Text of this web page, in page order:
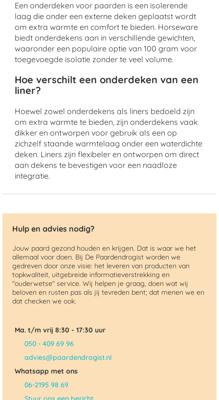
Een onderdeken voor paarden is een isolerende
laag die onder een externe deken geplaatst wordt
om extra warmte en comfort te bieden. Horseware
biedt onderdekens aan in verschillende gewichten,
waaronder een populaire optie van 100 gram voor
toegevoegde isolatie zonder te veel volume.
Hoe verschilt een onderdeken van een
liner?
Hoewel zowel onderdekens als liners bedoeld zijn
om extra warmte te bieden, zijn onderdekens vaak
dikker en ontworpen voor gebruik als een op
zichzelf staande warmtelaag onder een waterdichte
deken. Liners zijn flexibeler en ontworpen om direct
aan dekens te bevestigen voor een naadloze
integratie.
Hulp en advies nodig?
Jouw paard gezond houden en krijgen. Dat is waar we het
allemaal voor doen. Bij De Paardendrogist worden we
gedreven door onze visie: het leveren van producten van
topkwaliteit, uitgebreide informatieverstrekking en
"ouderwetse" service. Wij helpen je graag, doen wat wij
beloven en rusten pas als jij tevreden bent; dat menen we en
dat checken we ook.
Ma. t/m vrij 8:30 - 17:30 uur
050 - 409 69 96
advies@paardendrogist.nl
Whatsapp met ons
06-2195 98 69